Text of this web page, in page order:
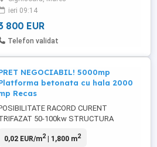
ieri 09:14
800 EUR
Telefon validat
NEGOCIABIL! 5000mp
betonata cu hala 2000
Recas
RACORD CURENT
50-100kw STRUCTURA
TREBUIE PROTEJATA LA FOC!!! VAND IN
0,02 EUR/m2| 1,800 m2